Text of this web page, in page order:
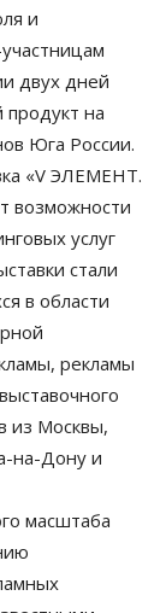
и
двух дней
продукт на
Юга России.
«V ЭЛЕМЕНТ.
возможности
услуг
стали
в области
рекламы
из Москвы,
на-Дону и
масштаба